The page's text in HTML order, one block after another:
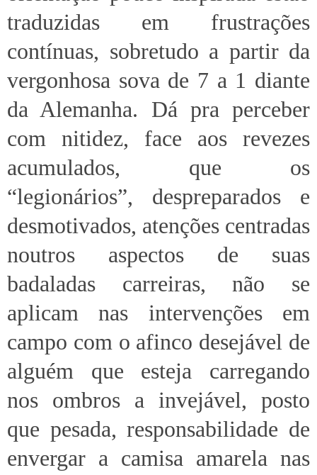
traduzidas em frustrações
contínuas, sobretudo a partir da
vergonhosa sova de 7 a 1 diante
da Alemanha. Dá pra perceber
com nitidez, face aos revezes
acumulados, que os
“legionários”, despreparados e
desmotivados, atenções centradas
noutros aspectos de suas
badaladas carreiras, não se
aplicam nas intervenções em
campo com o afinco desejável de
alguém que esteja carregando
nos ombros a invejável, posto
que pesada, responsabilidade de
envergar a camisa amarela nas